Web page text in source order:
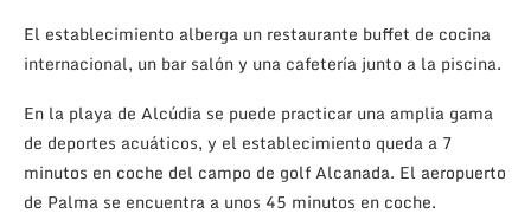
El establecimiento alberga un restaurante buffet de cocina
internacional, un bar salón y una cafetería junto a la piscina.
En la playa de Alcúdia se puede practicar una amplia gama
de deportes acuáticos, y el establecimiento queda a 7
minutos en coche del campo de golf Alcanada. El aeropuerto
de Palma se encuentra a unos 45 minutos en coche.